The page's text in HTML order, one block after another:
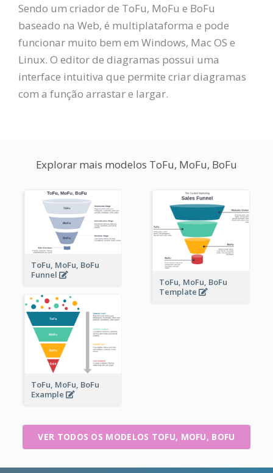
Sendo um criador de ToFu, MoFu e BoFu
baseado na Web, é multiplataforma e pode
funcionar muito bem em Windows, Mac OS e
Linux. O editor de diagramas possui uma
interface intuitiva que permite criar diagramas
com a função arrastar e largar.
Explorar mais modelos ToFu, MoFu, BoFu
ToFu, MoFu, BoFu
Funnel
ToFu, MoFu, BoFu
Template
ToFu, MoFu, BoFu
Example
VER TODOS OS MODELOS TOFU, MOFU, BOFU